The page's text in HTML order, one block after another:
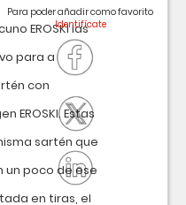
EROSKI las
para a
con
EROSKI. Estas
sartén que
un poco de ese
en tiras, el
Para poder añadir como favorito